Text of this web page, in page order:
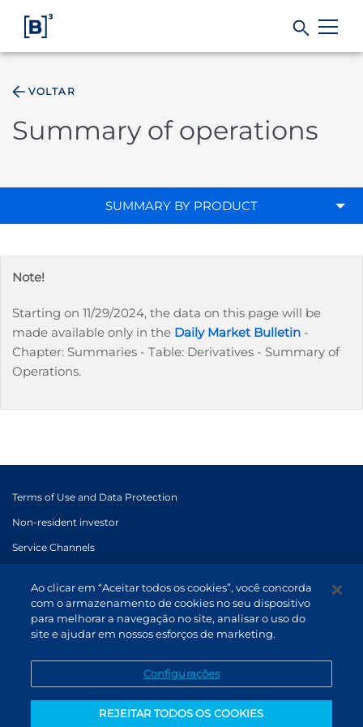
B3
VOLTAR
Summary of operations
SUMMARY BY PRODUCT
Note!
Starting on 11/29/2024, the data on this page will be
made available only in the Daily Market Bulletin -
Chapter: Summaries - Table: Derivatives - Summary of
Operations.
Terms of Use and Data Protection
Non-resident investor
Service Channels
Ao clicar em “Aceitar todos os cookies”, você concorda
com o armazenamento de cookies no seu dispositivo
para melhorar a navegação no site, analisar o uso do
site e ajudar em nossos esforços de marketing.
Configurações
REJEITAR TODOS OS COOKIES